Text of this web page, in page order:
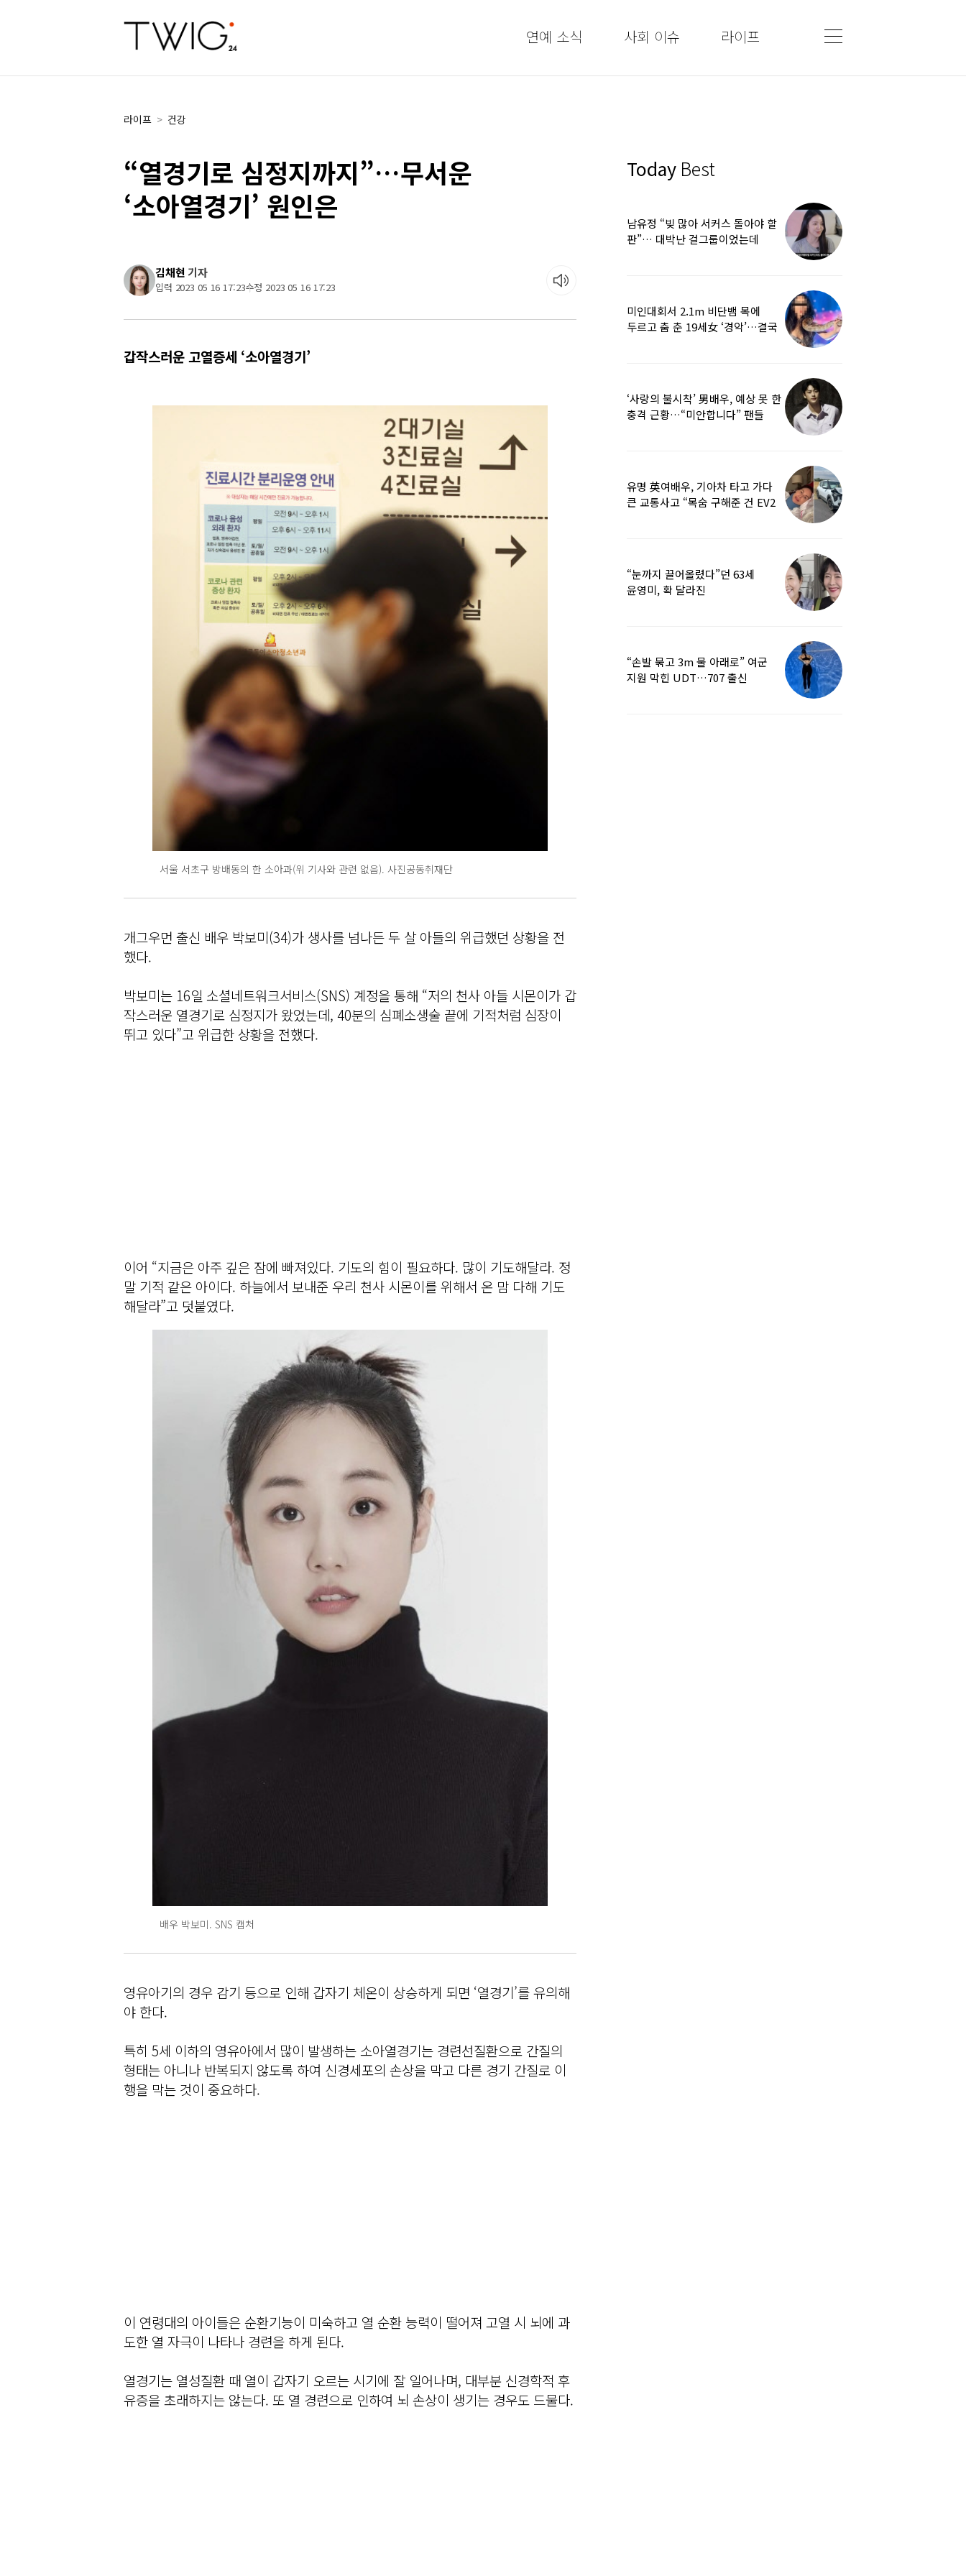
연예 소식 사회 이슈 라이프
라이프 > 건강
“열경기로 심정지까지”…무서운
‘소아열경기’ 원인은
김채현 기자
입력 2023 05 16 17:23수정 2023 05 16 17:23
갑작스러운 고열증세 ‘소아열경기’
서울 서초구 방배동의 한 소아과(위 기사와 관련 없음). 사진공동취재단
개그우먼 출신 배우 박보미(34)가 생사를 넘나든 두 살 아들의 위급했던 상황을 전
했다.
박보미는 16일 소셜네트워크서비스(SNS) 계정을 통해 “저의 천사 아들 시몬이가 갑
작스러운 열경기로 심정지가 왔었는데, 40분의 심폐소생술 끝에 기적처럼 심장이
뛰고 있다”고 위급한 상황을 전했다.
이어 “지금은 아주 깊은 잠에 빠져있다. 기도의 힘이 필요하다. 많이 기도해달라. 정
말 기적 같은 아이다. 하늘에서 보내준 우리 천사 시몬이를 위해서 온 맘 다해 기도
해달라”고 덧붙였다.
배우 박보미. SNS 캡처
영유아기의 경우 감기 등으로 인해 갑자기 체온이 상승하게 되면 ‘열경기’를 유의해
야 한다.
특히 5세 이하의 영유아에서 많이 발생하는 소아열경기는 경련선질환으로 간질의
형태는 아니나 반복되지 않도록 하여 신경세포의 손상을 막고 다른 경기 간질로 이
행을 막는 것이 중요하다.
이 연령대의 아이들은 순환기능이 미숙하고 열 순환 능력이 떨어져 고열 시 뇌에 과
도한 열 자극이 나타나 경련을 하게 된다.
열경기는 열성질환 때 열이 갑자기 오르는 시기에 잘 일어나며, 대부분 신경학적 후
유증을 초래하지는 않는다. 또 열 경련으로 인하여 뇌 손상이 생기는 경우도 드물다.
Today Best
남유정 “빚 많아 서커스 돌아야 할
판”… 대박난 걸그룹이었는데
미인대회서 2.1m 비단뱀 목에
두르고 춤 춘 19세女 ‘경악’…결국
‘사랑의 불시착’ 男배우, 예상 못 한
충격 근황…“미안합니다” 팬들
유명 英여배우, 기아차 타고 가다
큰 교통사고 “목숨 구해준 건 EV2
“눈까지 끌어올렸다”던 63세
윤영미, 확 달라진
“손발 묶고 3m 물 아래로” 여군
지원 막힌 UDT…707 출신